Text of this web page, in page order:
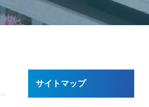
サイトマップ